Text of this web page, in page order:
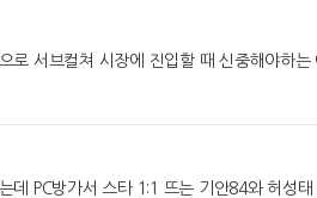
로 서브컬쳐 시장에 진입할 때 신중해야하는
데 PC방가서 스타 1:1 뜨는 기안84와 허성태